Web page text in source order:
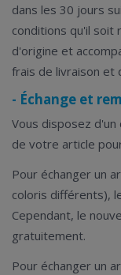
dans les 30 jours
conditions qu'il soit
d'origine et
frais de livraison et
- Échange et
Vous disposez
de votre article
Pour échanger un
coloris différents),
Cependant, le
gratuitement.
Pour échanger un